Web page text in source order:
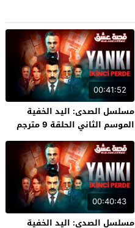
00:41:52
مسلسل الصدى: اليد الخفية
الموسم الثاني الحلقة 9 مترجم
00:40:43
مسلسل الصدى: اليد الخفية